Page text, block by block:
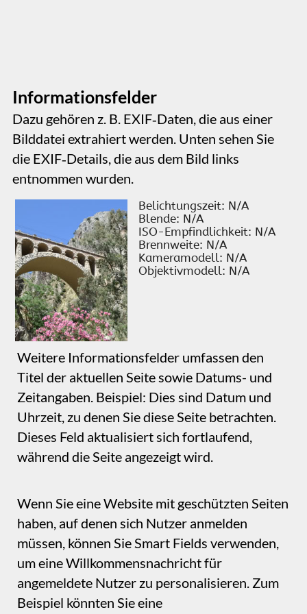
Smart Fields als
Schaltflächenbeschriftung
verwenden
Wenn Sie der Seite ein Schaltflächen-Element
hinzufügen, können Sie die Beschriftung als
die Schaltfläche wird die Standardbeschriftung
markiert und Sie können im Stilinspektor ein
Smart Field einfügen. Die Schaltfläche unten
verwendet das heutige Datum als Beschriftung
Schreibmaschinen‑Texteffekt
Über das Smart‑Field‑Panel können Sie Ihrer
Seite ein Feld mit Schreibmaschinen‑Texteffekt
This is a sample
Dieses Smart Field bietet zusätzliche Optionen
zur Animation des Textes.
die sich jedoch auf bestimmte Funktionen
beziehen, die Sie Ihrer Website hinzufügen
können oder nicht. Beispielsweise gibt es
Smart Fields für blogbezogene Seiten, die den
Datum/Uhrzeit des Blogposts anzeigen. Diese
Optionen werden erst verfügbar, wenn Sie
einen Blog in Ihre Website integrieren.